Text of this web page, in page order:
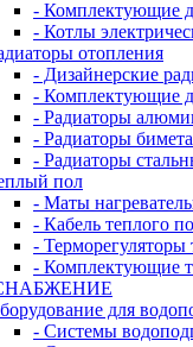
- Комплектующие
- Котлы
отопления
- Дизайнерские
- Комплектующие
- Радиаторы
- Радиаторы
- Радиаторы
пол
- Маты
- Кабель теплого
- Терморегуляторы
- Комплектующие
для
- Системы